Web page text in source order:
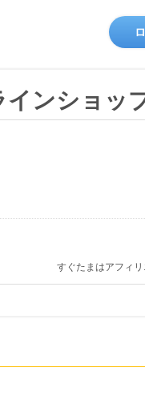
インショッ
すぐたまはアフィ